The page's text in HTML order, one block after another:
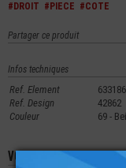
#DROIT #PIECE #COTE
Partager ce produit
Infos techniques
Ref. Element
Ref. Design
42862
Couleur
69 -
Vous aimerez